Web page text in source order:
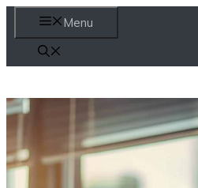
au
contenu
Menu